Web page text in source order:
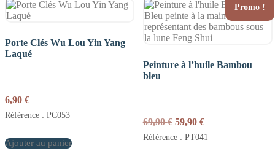
Porte Clés Wu Lou Yin Yang
Laqué
6,90 €
Référence : PC053
Ajouter au panier
Promo !
Peinture à l’huile Bambou
bleu
69,90€ Le
prix
initial
59,90 €Le
prix
actuel
Référence : PT041